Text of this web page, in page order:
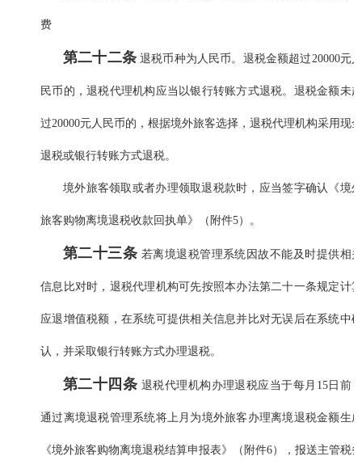
费
第二十二条退税币种为人民币。退税金额超过20000元
民币的，退税代理机构应当以银行转账方式退税。退税金额未超
过20000元人民币的，根据境外旅客选择，退税代理机构采用现金
退税或银行转账方式退税。
境外旅客领取或者办理领取退税款时，应当签字确认《境外
旅客购物离境退税收款回执单》（附件5）。
第二十三条 若离境退税管理系统因故不能及时提供相
信息比对时，退税代理机构可先按照本办法第二十一条规定计算
应退增值税额，在系统可提供相关信息并比对无误后在系统中确
认，并采取银行转账方式办理退税。
第二十四条 退税代理机构办理退税应当于每月15日前
通过离境退税管理系统将上月为境外旅客办理离境退税金额生成
《境外旅客购物离境退税结算申报表》（附件6），报送主管税务